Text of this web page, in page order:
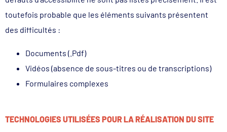
toutefois probable que les éléments suivants présentent
des difficultés :
Documents (.Pdf)
Vidéos (absence de sous-titres ou de transcriptions)
Formulaires complexes
TECHNOLOGIES UTILISÉES POUR LA RÉALISATION DU SITE